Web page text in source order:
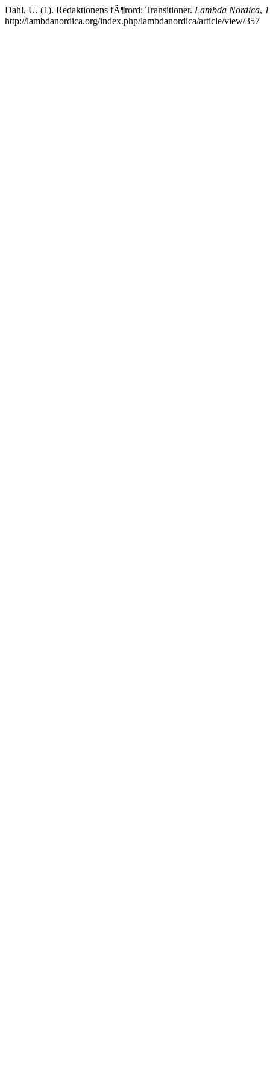
Dahl, U. (1). Redaktionens fÃ¶rord: Transitioner. Lambda Nordica,
http://lambdanordica.org/index.php/lambdanordica/article/view/357